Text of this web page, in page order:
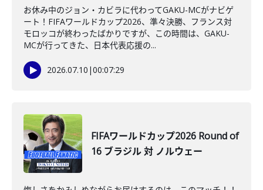
お休み中のジョン・カビラに代わってGAKU-MCがナビゲ
ート！FIFAワールドカップ2026、準々決勝、フランス対
モロッコが終わったばかりですが、この時間は、GAKU-
MCが行ってきた、日本代表応援の...
2026.07.10 |00:07:29
FIFAワールドカップ2026 Round of
16 ブラジル 対 ノルウェー